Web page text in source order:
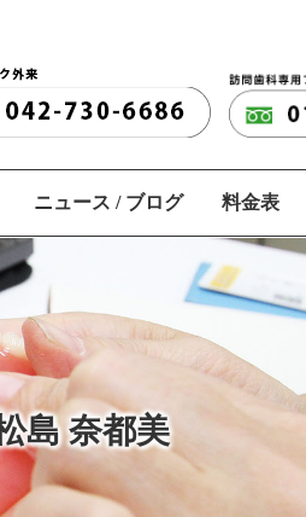
ニュース / ブログ 料金表
島 奈都美